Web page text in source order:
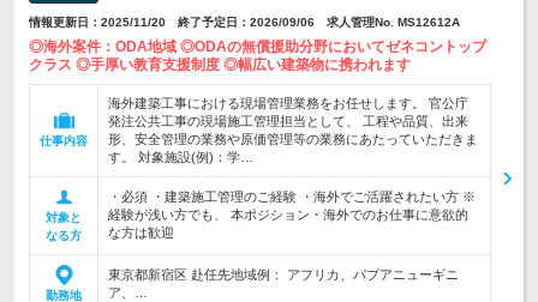
情報更新日：2025/11/20 終了予定日：2026/09/06 求人管理No. MS12612A
◎海外案件：ODA地域 ◎ODAの無償援助分野においてゼネコントップ
クラス ◎手厚い教育支援制度 ◎幅広い建築物に携われます
仕事内容
海外建築工事における現場管理業務をお任せします。 官公庁
発注公共工事の現場施工管理担当として、 工程や品質、出来
形、安全管理の業務や原価管理等の業務にあたっていただきま
す。 対象施設(例)：学…
対象と
なる方
・必須 ・建築施工管理のご経験 ・海外でご活躍されたい方 ※
経験が浅い方でも、 本ポジション・海外でのお仕事に意欲的
な方は歓迎
勤務地
東京都新宿区 赴任先地域例： アフリカ、パプアニューギニ
ア、…